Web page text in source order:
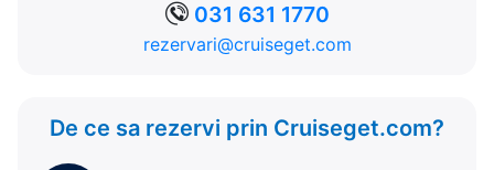
031 631 1770
rezervari@cruiseget.com
De ce sa rezervi prin Cruiseget.com?